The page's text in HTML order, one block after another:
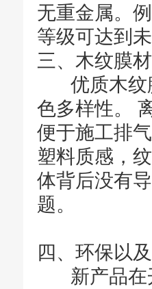
无重金属。
等级可达到
三、木纹膜
优质木纹
色多样性。
便于施工排
塑料质感，
体背后没有
题。
四、环保以
新产品在